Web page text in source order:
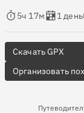
5ч 17м
1 день
Скачать GPX
Организовать